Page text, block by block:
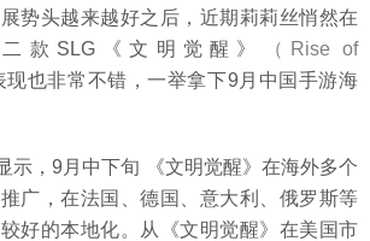
势头越来越好之后，近期莉莉丝悄然在
款SLG《文明觉醒》
（Rise of
现也非常不错，一举拿下9月中国手游海
示，9月中下旬 《文明觉醒》在海外多个
广，在法国、德国、意大利、俄罗斯等
好的本地化。从《文明觉醒》在美国市